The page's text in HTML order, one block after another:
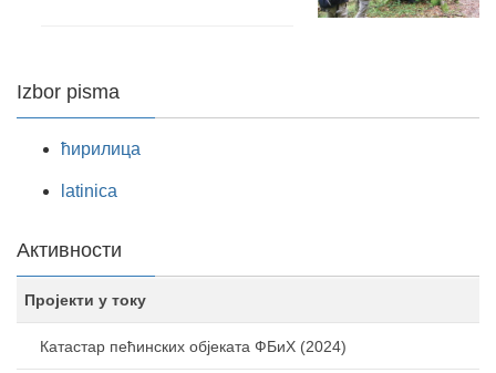
Izbor pisma
ћирилица
latinica
Активности
Пројекти у току
Катастар пећинских објеката ФБиХ (2024)